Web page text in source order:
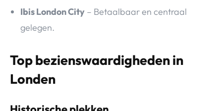
Ibis London City – Betaalbaar en centraal
gelegen.
Top bezienswaardigheden in
Londen